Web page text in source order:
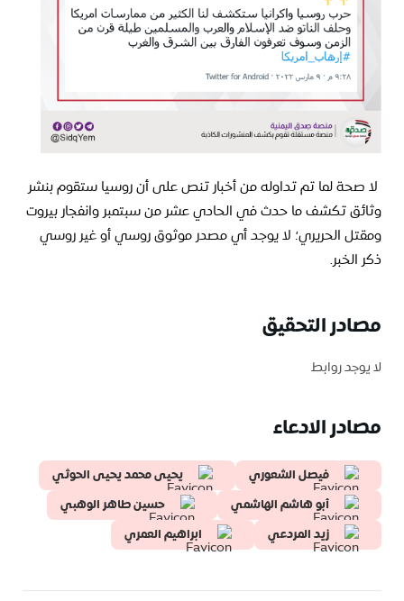
لا صحة لما تم تداوله من أخبار تنص على أن روسيا ستقوم بنشر
وثائق تكشف ما حدث في الحادي عشر من سبتمبر وانفجار بيروت
ومقتل الحريري؛ لا يوجد أي مصدر موثوق روسي أو غير روسي
ذكر الخبر.
مصادر التحقيق
لا يوجد روابط
مصادر الادعاء
فيصل الشعوري
يحيى محمد يحيى الحوثي
أبو هاشم الهاشمي
حسين طاهر الوهبي
زيد المردعي
ابراهيم العمري